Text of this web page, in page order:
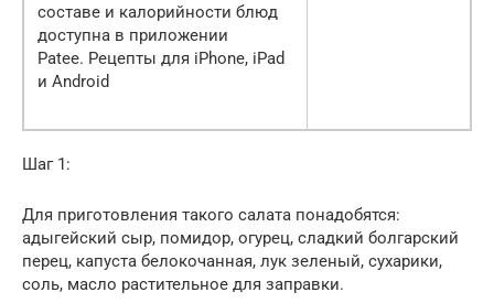
составе и калорийности блюд
доступна в приложении
Patee. Рецепты для iPhone, iPad
и Android
Шаг 1:
Для приготовления такого салата понадобятся:
адыгейский сыр, помидор, огурец, сладкий болгарский
перец, капуста белокочанная, лук зеленый, сухарики,
соль, масло растительное для заправки.